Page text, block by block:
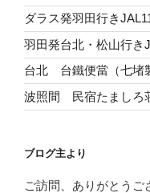
ダラス発羽田行き
羽田発台北・松山行き
台北 台鐵便當（七堵
波照間 民宿たましろ
ブログ主より
ご訪問、ありがとう